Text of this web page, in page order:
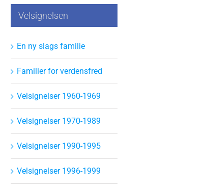
Velsignelsen
En ny slags familie
Familier for verdensfred
Velsignelser 1960-1969
Velsignelser 1970-1989
Velsignelser 1990-1995
Velsignelser 1996-1999